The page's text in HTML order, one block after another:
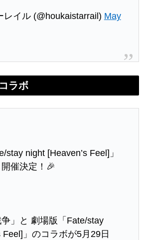
イル (@houkaistarrail) May
ラボ
stay night [Heaven’s Feel]」
催決定！🎉
争」と 劇場版「Fate/stay
Feel]」のコラボが5月29日